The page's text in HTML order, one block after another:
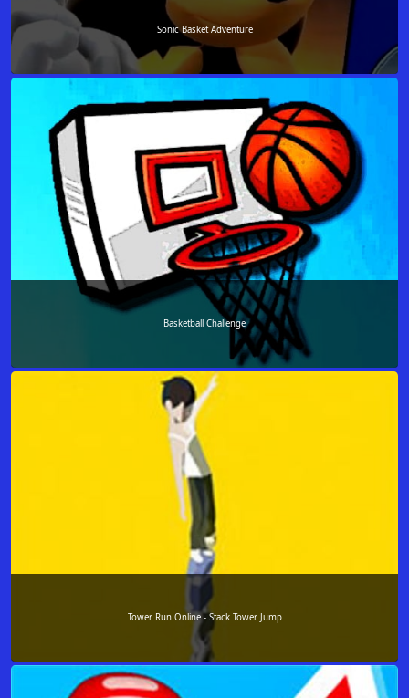
Sonic Basket Adventure
Basketball Challenge
Tower Run Online - Stack Tower Jump